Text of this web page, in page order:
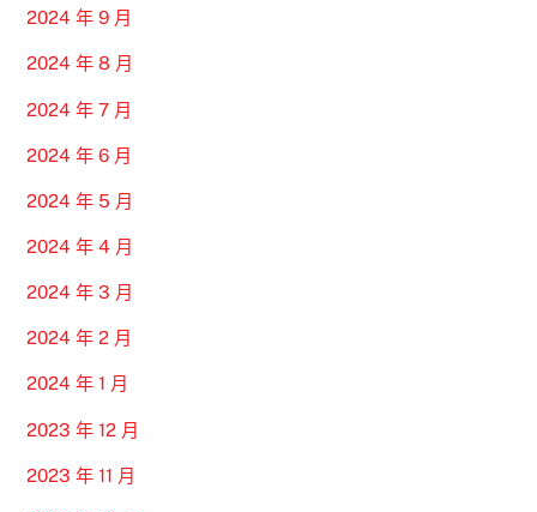
2024 年 9 月
2024 年 8 月
2024 年 7 月
2024 年 6 月
2024 年 5 月
2024 年 4 月
2024 年 3 月
2024 年 2 月
2024 年 1 月
2023 年 12 月
2023 年 11 月